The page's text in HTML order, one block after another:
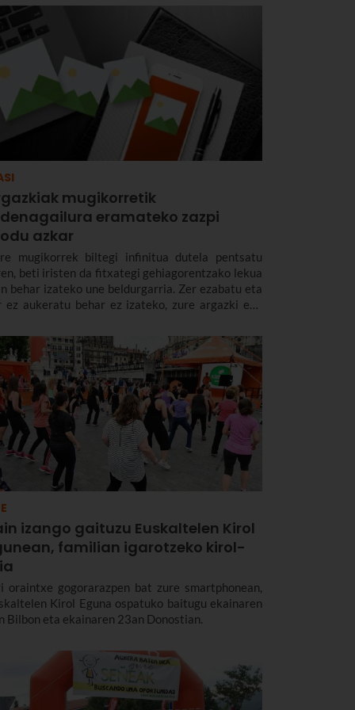
mugikorretik
eramateko zazpi
azkar
mugikorrek biltegi infinitua dutela pentsatu
beti iristen da fitxategi gehiagorentzako lekua
behar izateko une beldurgarria. Zer ezabatu eta
ez aukeratu behar ez izateko, zure argazki edo
erraz eta azkar erakutsiko dizkizugu.
izango gaituzu Euskaltelen Kirol
familian igarotzeko kirol-
oraintxe gogorarazpen bat zure smartphonean,
Kirol Eguna ospatuko baitugu ekainaren
Bilbon eta ekainaren 23an Donostian.